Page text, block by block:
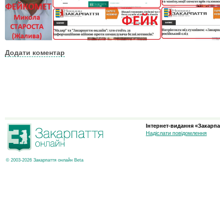
Додати коментар
© 2003-2026 Закарпаття онлайн Beta
Інтернет-видання
Надіслати повідомлення